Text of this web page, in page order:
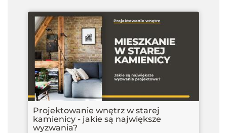
Projektowanie wnętrz w starej
kamienicy - jakie są największe
wyzwania?